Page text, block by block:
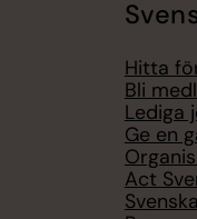
Hitta
Bli
Lediga
Ge en
Act